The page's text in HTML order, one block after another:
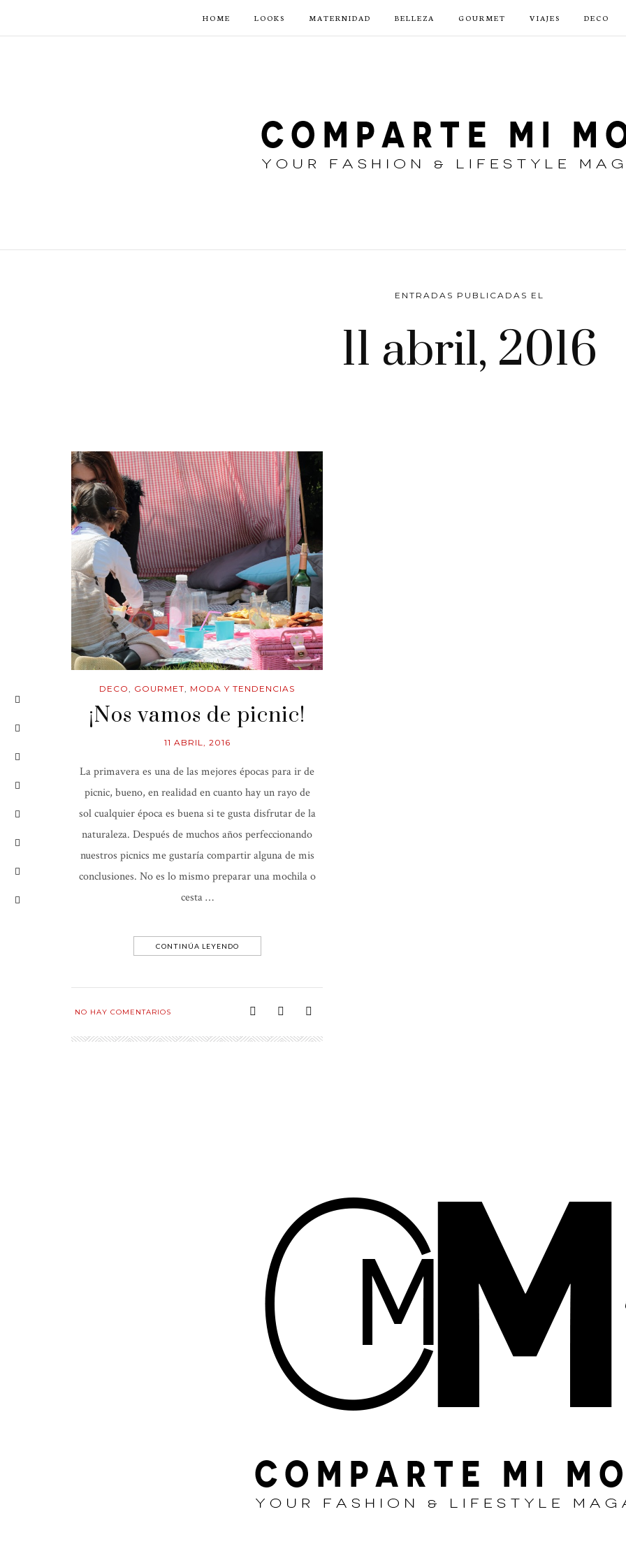
HOME LOOKS MATERNIDAD BELLEZA GOURMET VIAJES DECO
ENTRADAS PUBLICADAS EL
11 abril, 2016
DECO, GOURMET, MODA Y TENDENCIAS
¡Nos vamos de picnic!
11 ABRIL, 2016
La primavera es una de las mejores épocas para ir de
picnic, bueno, en realidad en cuanto hay un rayo de
sol cualquier época es buena si te gusta disfrutar de la
naturaleza. Después de muchos años perfeccionando
nuestros picnics me gustaría compartir alguna de mis
conclusiones. No es lo mismo preparar una mochila o
cesta …
CONTINÚA LEYENDO
NO HAY COMENTARIOS